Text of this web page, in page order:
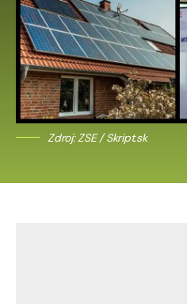
Zdroj: ZSE / Skript.sk